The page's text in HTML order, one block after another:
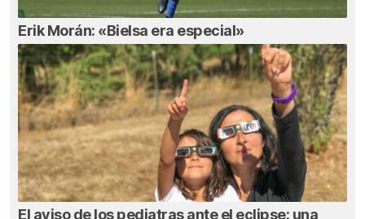
Erik Morán: «Bielsa era especial»
El aviso de los pediatras ante el eclipse: una